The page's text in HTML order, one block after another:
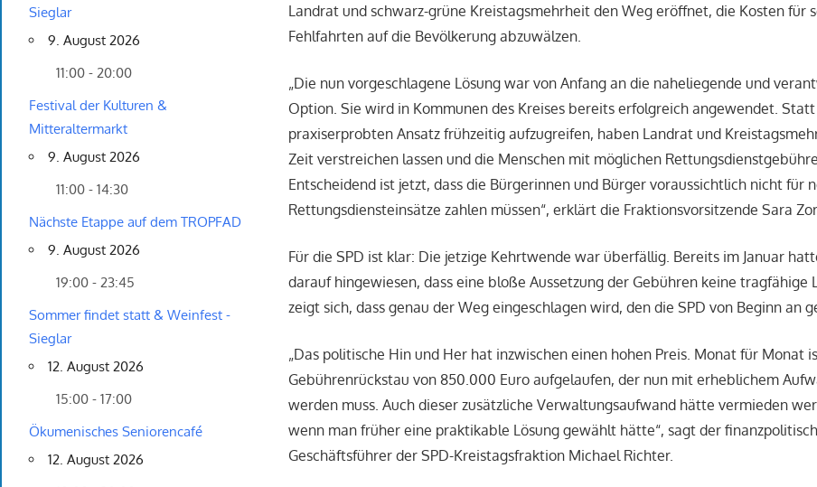
Landrat und schwarz-grüne Kreistagsmehrheit den Weg eröffnet, die Kosten für
Fehlfahrten auf die Bevölkerung abzuwälzen.
„Die nun vorgeschlagene Lösung war von Anfang an die naheliegende und
Option. Sie wird in Kommunen des Kreises bereits erfolgreich angewendet.
praxiserprobten Ansatz frühzeitig aufzugreifen, haben Landrat und
Zeit verstreichen lassen und die Menschen mit möglichen
Entscheidend ist jetzt, dass die Bürgerinnen und Bürger voraussichtlich nicht für
Rettungsdiensteinsätze zahlen müssen“, erklärt die Fraktionsvorsitzende Sara
Für die SPD ist klar: Die jetzige Kehrtwende war überfällig. Bereits im Januar
darauf hingewiesen, dass eine bloße Aussetzung der Gebühren keine tragfähige
zeigt sich, dass genau der Weg eingeschlagen wird, den die SPD von Beginn an
„Das politische Hin und Her hat inzwischen einen hohen Preis. Monat für Monat
Gebührenrückstau von 850.000 Euro aufgelaufen, der nun mit erheblichem
werden muss. Auch dieser zusätzliche Verwaltungsaufwand hätte vermieden
wenn man früher eine praktikable Lösung gewählt hätte“, sagt der
Geschäftsführer der SPD-Kreistagsfraktion Michael Richter.
Sieglar
9. August 2026
11:00 - 20:00
Festival der Kulturen &
Mitteraltermarkt
9. August 2026
11:00 - 14:30
Nächste Etappe auf dem TROPFAD
9. August 2026
19:00 - 23:45
Sommer findet statt & Weinfest -
Sieglar
12. August 2026
15:00 - 17:00
Ökumenisches Seniorencafé
12. August 2026